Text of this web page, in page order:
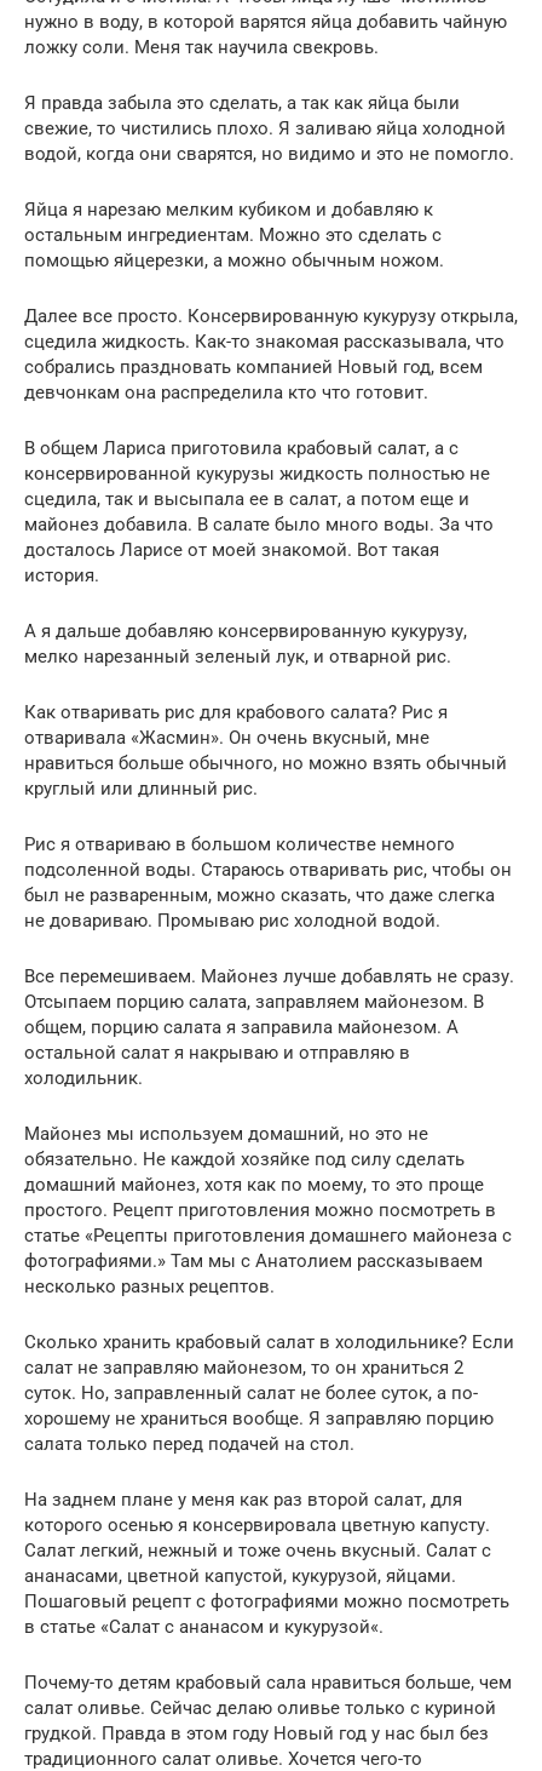
нужно в воду, в которой варятся яйца добавить чайную
ложку соли. Меня так научила свекровь.
Я правда забыла это сделать, а так как яйца были
свежие, то чистились плохо. Я заливаю яйца холодной
водой, когда они сварятся, но видимо и это не помогло.
Яйца я нарезаю мелким кубиком и добавляю к
остальным ингредиентам. Можно это сделать с
помощью яйцерезки, а можно обычным ножом.
Далее все просто. Консервированную кукурузу открыла,
сцедила жидкость. Как-то знакомая рассказывала, что
собрались праздновать компанией Новый год, всем
девчонкам она распределила кто что готовит.
В общем Лариса приготовила крабовый салат, а с
консервированной кукурузы жидкость полностью не
сцедила, так и высыпала ее в салат, а потом еще и
майонез добавила. В салате было много воды. За что
досталось Ларисе от моей знакомой. Вот такая
история.
А я дальше добавляю консервированную кукурузу,
мелко нарезанный зеленый лук, и отварной рис.
Как отваривать рис для крабового салата? Рис я
отваривала «Жасмин». Он очень вкусный, мне
нравиться больше обычного, но можно взять обычный
круглый или длинный рис.
Рис я отвариваю в большом количестве немного
подсоленной воды. Стараюсь отваривать рис, чтобы он
был не разваренным, можно сказать, что даже слегка
не довариваю. Промываю рис холодной водой.
Все перемешиваем. Майонез лучше добавлять не сразу.
Отсыпаем порцию салата, заправляем майонезом. В
общем, порцию салата я заправила майонезом. А
остальной салат я накрываю и отправляю в
холодильник.
Майонез мы используем домашний, но это не
обязательно. Не каждой хозяйке под силу сделать
домашний майонез, хотя как по моему, то это проще
простого. Рецепт приготовления можно посмотреть в
статье «Рецепты приготовления домашнего майонеза с
фотографиями.» Там мы с Анатолием рассказываем
несколько разных рецептов.
Сколько хранить крабовый салат в холодильнике? Если
салат не заправляю майонезом, то он храниться 2
суток. Но, заправленный салат не более суток, а по-
хорошему не храниться вообще. Я заправляю порцию
салата только перед подачей на стол.
На заднем плане у меня как раз второй салат, для
которого осенью я консервировала цветную капусту.
Салат легкий, нежный и тоже очень вкусный. Салат с
ананасами, цветной капустой, кукурузой, яйцами.
Пошаговый рецепт с фотографиями можно посмотреть
в статье «Салат с ананасом и кукурузой«.
Почему-то детям крабовый сала нравиться больше, чем
салат оливье. Сейчас делаю оливье только с куриной
грудкой. Правда в этом году Новый год у нас был без
традиционного салат оливье. Хочется чего-то